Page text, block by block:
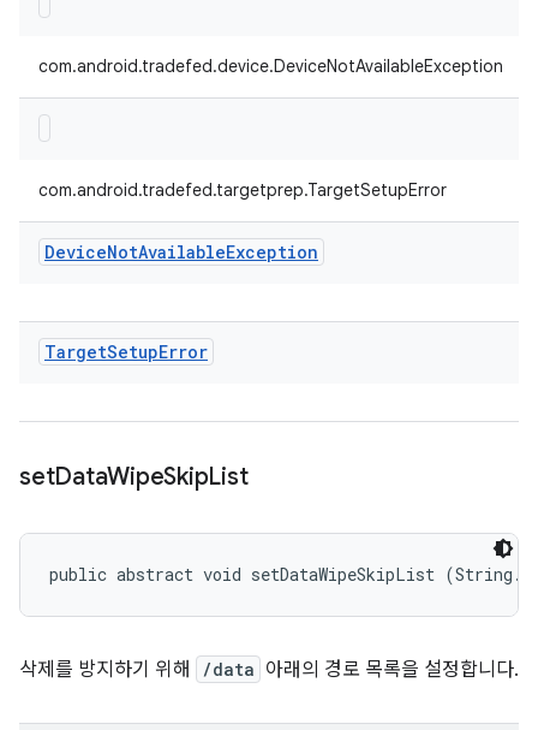
com.android.tradefed.device.DeviceNotAvailableException
com.android.tradefed.targetprep.TargetSetupError
DeviceNotAvailableException
TargetSetupError
setDataWipeSkipList
public abstract void setDataWipeSkipList
삭제를 방지하기 위해 /data 아래의 경로 목록을 설정합니다.